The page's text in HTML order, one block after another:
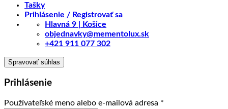
Tašky
Prihlásenie / Registrovať sa
Hlavná 9 | Košice
objednavky@mementolux.sk
+421 911 077 302
Spravovať súhlas
Prihlásenie
Používateľské meno alebo e-mailová adresa *